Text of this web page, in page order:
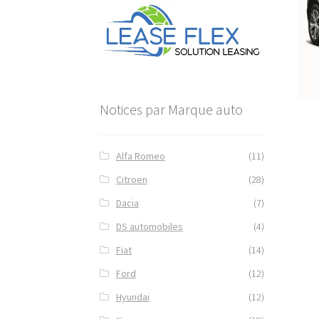
Notices par Marque auto
Alfa Romeo
(11)
Citroen
(28)
Dacia
(7)
DS automobiles
(4)
Fiat
(14)
Ford
(12)
Hyundai
(12)